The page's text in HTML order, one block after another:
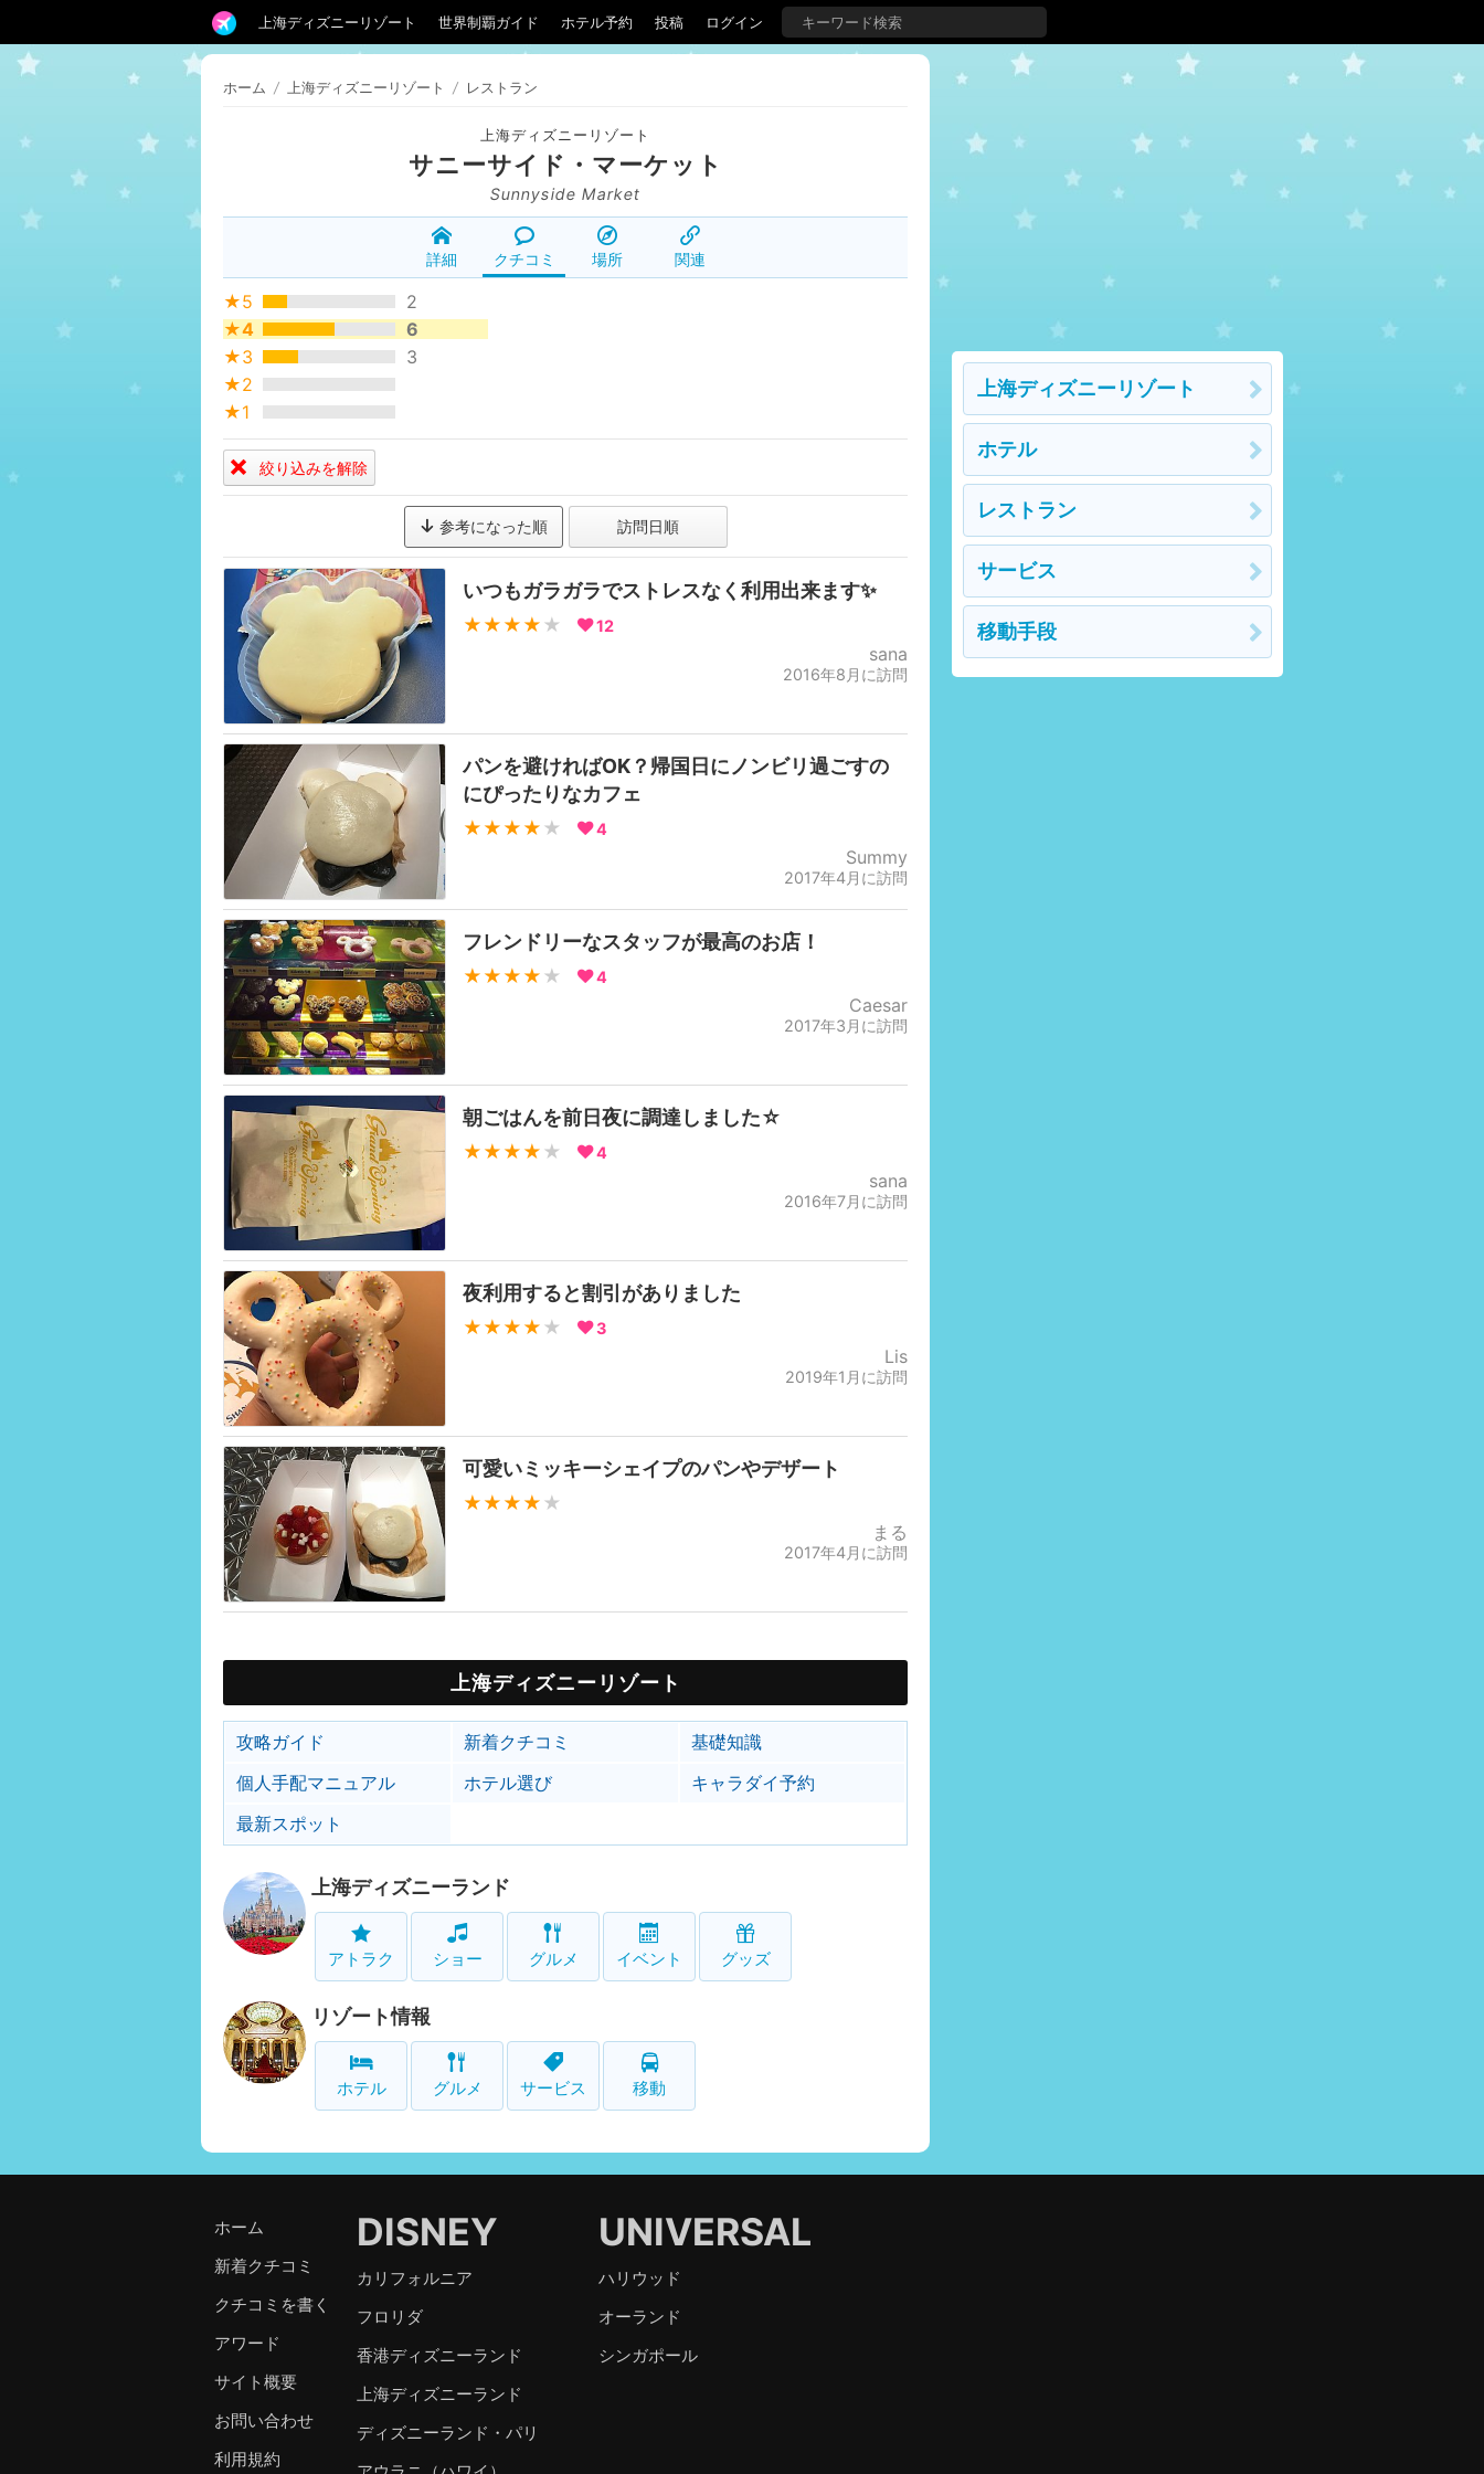
上海ディズニーリゾート 世界制覇ガイド ホテル予約 投稿 ログイン
ホーム / 上海ディズニーリゾート / レストラン
上海ディズニーリゾート
サニーサイド・マーケット
Sunnyside Market
詳細 クチコミ 場所 関連
★5
2
★4
6
★3
3
★2
★1
絞り込みを解除
参考になった順 訪問日順
いつもガラガラでストレスなく利用出来ます✨
★★★★ ★ 12
sana
2016年8月に訪問
パンを避ければOK？帰国日にノンビリ過ごすの
にぴったりなカフェ
★★★★ ★ 4
Summy
2017年4月に訪問
フレンドリーなスタッフが最高のお店！
★★★★ ★ 4
Caesar
2017年3月に訪問
朝ごはんを前日夜に調達しました☆
★★★★ ★ 4
sana
2016年7月に訪問
夜利用すると割引がありました
★★★★ ★ 3
Lis
2019年1月に訪問
可愛いミッキーシェイプのパンやデザート
★★★★ ★
まる
2017年4月に訪問
上海ディズニーリゾート
攻略ガイド 新着クチコミ
基礎知識
個人手配マニュアル
ホテル選び
キャラダイ予約
最新スポット
上海ディズニーランド
アトラク ショー グルメ イベント グッズ
リゾート情報
ホテル グルメ サービス 移動
上海ディズニーリゾート
ホテル
レストラン
サービス
移動手段
ホーム
新着クチコミ
クチコミを書く
アワード
サイト概要
お問い合わせ
利用規約
DISNEY
カリフォルニア
フロリダ
香港ディズニーランド
上海ディズニーランド
ディズニーランド・パリ
UNIVERSAL
ハリウッド
オーランド
シンガポール